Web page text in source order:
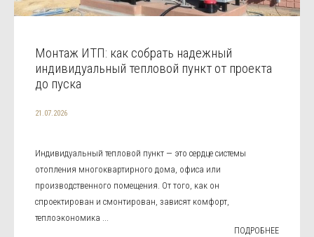
Монтаж ИТП: как собрать надежный
индивидуальный тепловой пункт от проекта
до пуска
21.07.2026
Индивидуальный тепловой пункт — это сердце системы
отопления многоквартирного дома, офиса или
производственного помещения. От того, как он
спроектирован и смонтирован, зависят комфорт,
теплоэкономика ...
ПОДРОБНЕЕ